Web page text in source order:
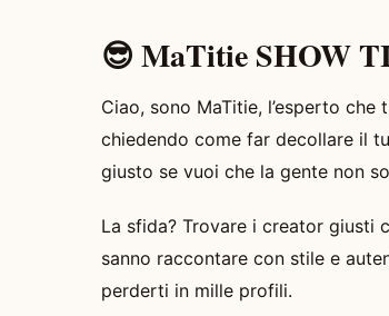
😎 MaTitie SHOW
Ciao, sono MaTitie, l’esperto
chiedendo come far decollare il
giusto se vuoi che la gente non
La sfida? Trovare i creator giusti
sanno raccontare con stile e
perderti in mille profili.